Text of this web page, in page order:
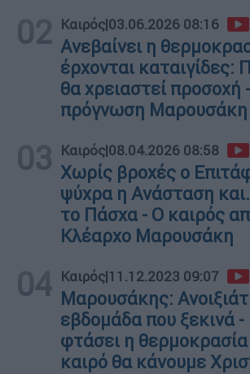
02 Καιρός|03.06.2026 08:16
Ανεβαίνει η
έρχονται καταιγίδες:
θα χρειαστεί προσοχή
πρόγνωση Μαρουσάκη
03 Καιρός|08.04.2026 08:58
Χωρίς βροχές ο
ψύχρα η Ανάσταση
το Πάσχα - Ο καιρός
Κλέαρχο Μαρουσάκη
04 Καιρός|11.12.2023 09:07
Μαρουσάκης:
εβδομάδα που ξεκινά
φτάσει η θερμοκρασία
καιρό θα κάνουμε